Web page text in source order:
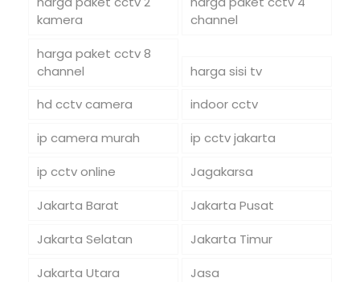
kamera
channel
harga paket cctv 8
channel
harga sisi tv
hd cctv camera
indoor cctv
ip camera murah
ip cctv jakarta
ip cctv online
Jagakarsa
Jakarta Barat
Jakarta Pusat
Jakarta Selatan
Jakarta Timur
Jakarta Utara
Jasa